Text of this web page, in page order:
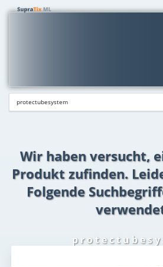
Wir haben versucht,
Produkt zufinden.
Folgende
p r o t e c t u b e s